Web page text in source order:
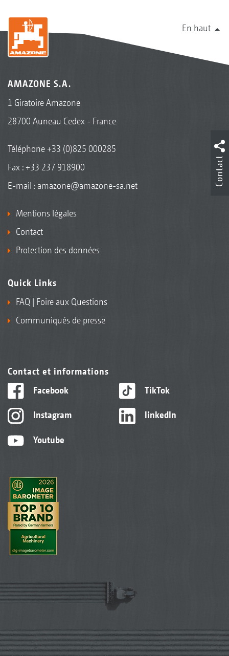
En haut
AMAZONE S.A.
1 Giratoire Amazone
28700 Auneau Cedex - France
Téléphone+33 (0)825 000285
Fax : +33 237 918900
E-mail : amazone@amazone-sa.net
Mentions légales
Contact
Protection des données
Quick Links
FAQ | Foire aux Questions
Communiqués de presse
Contact et informations
Facebook
Instagram
Youtube
TikTok
linkedIn
Contact